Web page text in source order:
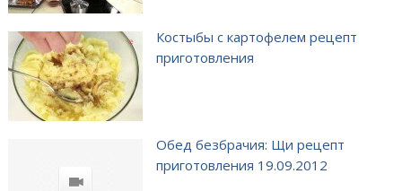
Костыбы с картофелем рецепт
приготовления
Обед безбрачия: Щи рецепт
приготовления 19.09.2012